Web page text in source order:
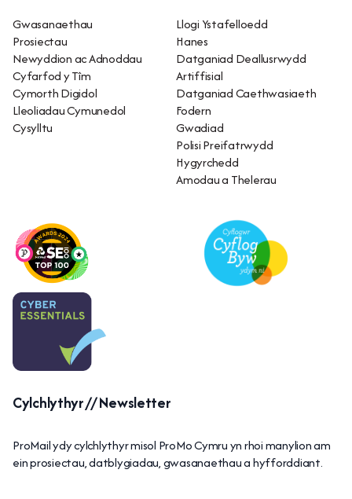
Gwasanaethau
Prosiectau
Newyddion ac Adnoddau
Cyfarfod y Tîm
Cymorth Digidol
Lleoliadau Cymunedol
Cysylltu
Llogi Ystafelloedd
Hanes
Datganiad Deallusrwydd
Artiffisial
Datganiad Caethwasiaeth
Fodern
Gwadiad
Polisi Preifatrwydd
Hygyrchedd
Amodau a Thelerau
Cylchlythyr // Newsletter
ProMail ydy cylchlythyr misol ProMo Cymru yn rhoi manylion am
ein prosiectau, datblygiadau, gwasanaethau a hyfforddiant.